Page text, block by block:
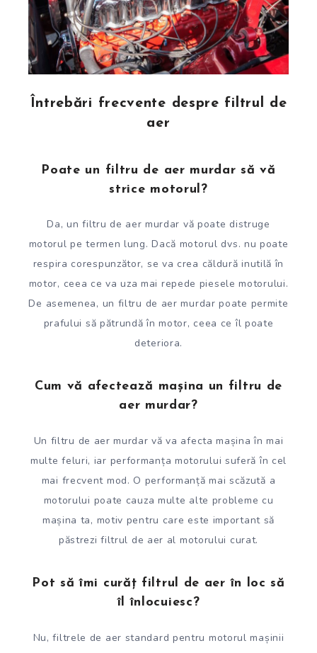
Întrebări frecvente despre filtrul de
aer
Poate un filtru de aer murdar să vă
strice motorul?
Da, un filtru de aer murdar vă poate distruge
motorul pe termen lung. Dacă motorul dvs. nu poate
respira corespunzător, se va crea căldură inutilă în
motor, ceea ce va uza mai repede piesele motorului.
De asemenea, un filtru de aer murdar poate permite
prafului să pătrundă în motor, ceea ce îl poate
deteriora.
Cum vă afectează mașina un filtru de
aer murdar?
Un filtru de aer murdar vă va afecta mașina în mai
multe feluri, iar performanța motorului suferă în cel
mai frecvent mod. O performanță mai scăzută a
motorului poate cauza multe alte probleme cu
mașina ta, motiv pentru care este important să
păstrezi filtrul de aer al motorului curat.
Pot să îmi curăț filtrul de aer în loc să
îl înlocuiesc?
Nu, filtrele de aer standard pentru motorul mașinii